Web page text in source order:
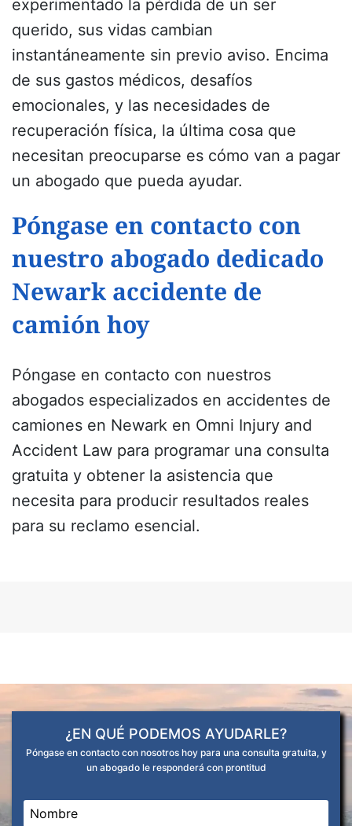
experimentado la pérdida de un ser
querido, sus vidas cambian
instantáneamente sin previo aviso. Encima
de sus gastos médicos, desafíos
emocionales, y las necesidades de
recuperación física, la última cosa que
necesitan preocuparse es cómo van a pagar
un abogado que pueda ayudar.
Póngase en contacto con
nuestro abogado dedicado
Newark accidente de
camión hoy
Póngase en contacto con nuestros
abogados especializados en accidentes de
camiones en Newark en Omni Injury and
Accident Law para programar una consulta
gratuita y obtener la asistencia que
necesita para producir resultados reales
para su reclamo esencial.
¿EN QUÉ PODEMOS AYUDARLE?
Póngase en contacto con nosotros hoy para una consulta gratuita, y
un abogado le responderá con prontitud
Nombre